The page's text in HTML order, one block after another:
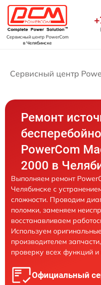
Сервисный центр PowerCom
в Челябинске
Сервисный центр
Ремонт
PowerCom
2000 в
Выполняем ремонт
Челябинске с
сложности. Проводим
поломки, заменяем
восстанавливаем
Используем
производителем
проверку всех функций
Официальный